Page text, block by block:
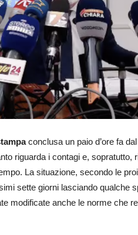
conclusa un paio d’ore fa
riguarda i contagi e, sopratutto,
La situazione, secondo le
sette giorni lasciando qualche
modificate anche le norme che